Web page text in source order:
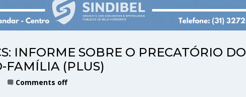
INFORME SOBRE O PRECATÓRIO DO
FAMÍLIA (PLUS)
Comments off